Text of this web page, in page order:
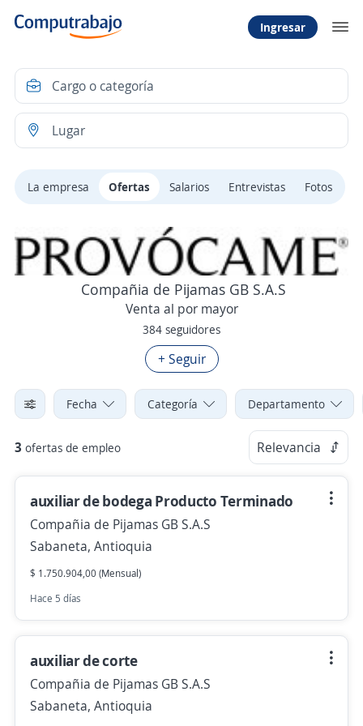
Ingresar
La empresa Ofertas Salarios Entrevistas Fotos
Compañia de Pijamas GB S.A.S
Venta al por mayor
384 seguidores
+ Seguir
Fecha Categoría Departamento
3 ofertas de empleo Relevancia
auxiliar de bodega Producto Terminado
Compañia de Pijamas GB S.A.S
Sabaneta, Antioquia
$ 1.750.904,00 (Mensual)
Hace 5 días
auxiliar de corte
Compañia de Pijamas GB S.A.S
Sabaneta, Antioquia